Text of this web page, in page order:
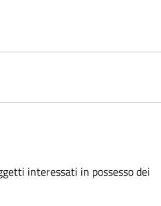
interessati in possesso dei